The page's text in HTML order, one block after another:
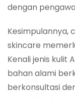
dengan
Kesimpulannya,
skincare
Kenali jenis kulit
bahan alami
berkonsultasi